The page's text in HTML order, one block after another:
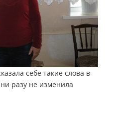
себе такие слова в
разу не изменила